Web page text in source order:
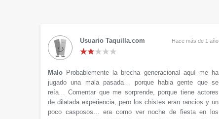
Usuario Taquilla.com Hace más de 1 año
Malo Probablemente la brecha generacional aquí me ha
jugado una mala pasada… porque habia gente que se
reía… Comentar que me sorprende, porque tiene actores
de dilatada experiencia, pero los chistes eran rancios y un
poco casposos… era como ver noche de fiesta en los